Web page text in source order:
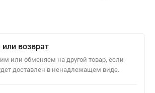
возврат
или обменяем на другой товар, если
доставлен в ненадлежащем виде.